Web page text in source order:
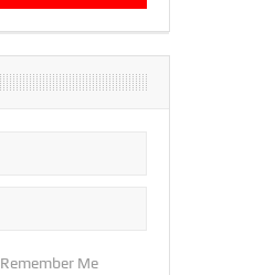
Remember Me